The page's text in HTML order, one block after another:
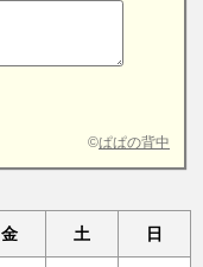
©ぱぱの背中
金 土 日